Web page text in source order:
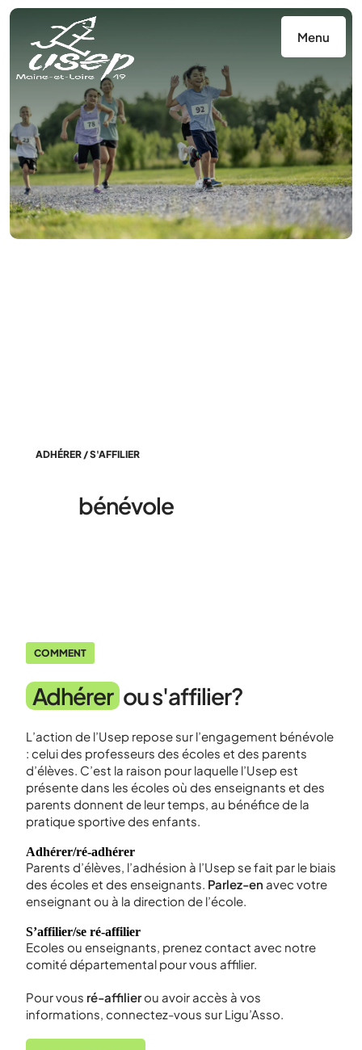
Menu
ADHÉRER / S'AFFILIER
bénévole
COMMENT
Adhérer ou s'affilier?
L’action de l’Usep repose sur l’engagement bénévole
: celui des professeurs des écoles et des parents
d’élèves. C’est la raison pour laquelle l’Usep est
présente dans les écoles où des enseignants et des
parents donnent de leur temps, au bénéfice de la
pratique sportive des enfants.
Adhérer/ré-adhérer
Parents d’élèves, l’adhésion à l’Usep se fait par le biais
des écoles et des enseignants. Parlez-en avec votre
enseignant ou à la direction de l’école.
S’affilier/se ré-affilier
Ecoles ou enseignants, prenez contact avec notre
comité départemental pour vous affilier.
Pour vous ré-affilierou avoir accès à vos
informations, connectez-vous sur Ligu’Asso.
Panneau de gestion des cookies